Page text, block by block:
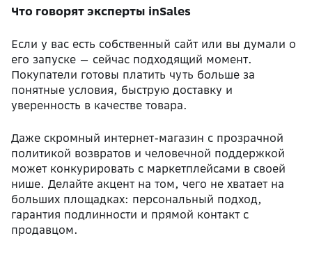
Что говорят эксперты inSales
Если у вас есть собственный сайт или вы думали о
его запуске — сейчас подходящий момент.
Покупатели готовы платить чуть больше за
понятные условия, быструю доставку и
уверенность в качестве товара.
Даже скромный интернет-магазин с прозрачной
политикой возвратов и человечной поддержкой
может конкурировать с маркетплейсами в своей
нише. Делайте акцент на том, чего не хватает на
больших площадках: персональный подход,
гарантия подлинности и прямой контакт с
продавцом.